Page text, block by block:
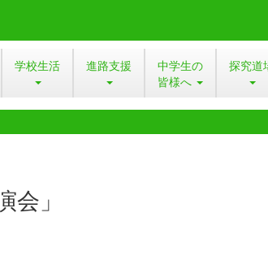
学校生活 進路支援
中学生の
皆様へ
探究道
」